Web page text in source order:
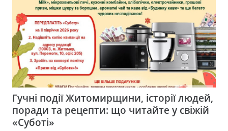
Гучні події Житомирщини, історії людей,
поради та рецепти: що читайте у свіжій
«Суботі»